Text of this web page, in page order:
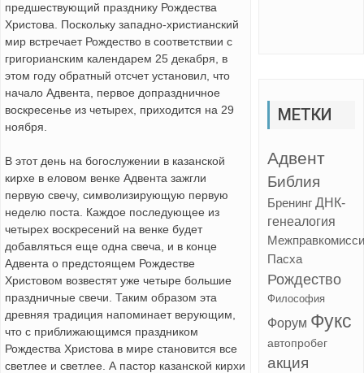
предшествующий празднику Рождества
Христова. Поскольку западно-христианский
мир встречает Рождество в соответствии с
григорианским календарем 25 декабря, в
этом году обратный отсчет установил, что
начало Адвента, первое допраздничное
воскресенье из четырех, приходится на 29
ноября.
В этот день на богослужении в казанской
кирхе в еловом венке Адвента зажгли
первую свечу, символизирующую первую
неделю поста. Каждое последующее из
четырех воскресений на венке будет
добавляться еще одна свеча, и в конце
Адвента о предстоящем Рождестве
Христовом возвестят уже четыре большие
праздничные свечи. Таким образом эта
древняя традиция напоминает верующим,
что с приближающимся праздником
Рождества Христова в мире становится все
светлее и светлее. А пастор казанской кирхи
МЕТКИ
Адвент
Библия
Бренинг ДНК-
генеалогия
Пасха
Рождество
Философия
Форум Фукс
автопробег
акция